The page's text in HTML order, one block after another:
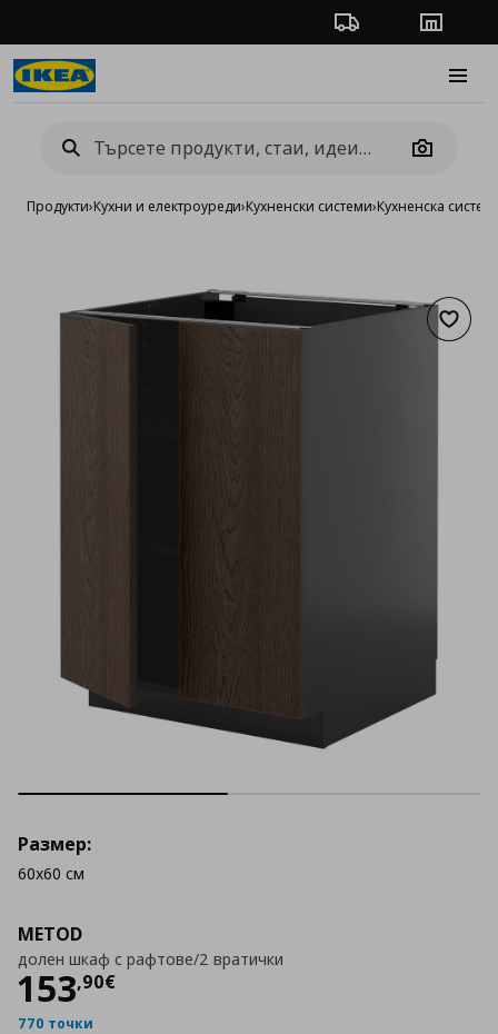
Проследяване на
Camera
Продукти›Кухни и електроуреди›Кухненски системи›Кухненска
METOD
долен шкаф с рафтове/2 вратички
153,90€
Цена
770 точки
Размер:
60x60 см